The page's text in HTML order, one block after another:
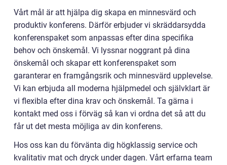
Vårt mål är att hjälpa dig skapa en minnesvärd och
produktiv konferens. Därför erbjuder vi skräddarsydda
konferenspaket som anpassas efter dina specifika
behov och önskemål. Vi lyssnar noggrant på dina
önskemål och skapar ett konferenspaket som
garanterar en framgångsrik och minnesvärd upplevelse.
Vi kan erbjuda all moderna hjälpmedel och självklart är
vi flexibla efter dina krav och önskemål. Ta gärna i
kontakt med oss i förväg så kan vi ordna det så att du
får ut det mesta möjliga av din konferens.
Hos oss kan du förvänta dig högklassig service och
kvalitativ mat och dryck under dagen. Vårt erfarna team